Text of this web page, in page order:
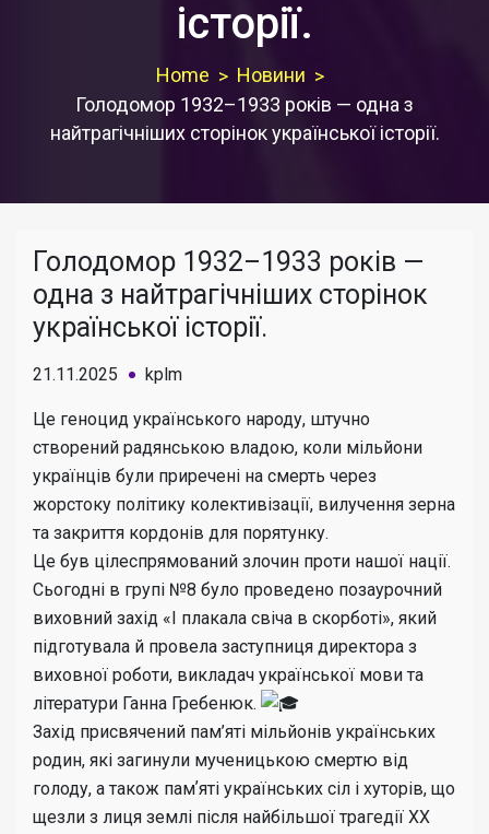
історії.
Home
Новини
Голодомор 1932–1933 років — одна з
найтрагічніших сторінок української історії.
Голодомор 1932–1933 років —
одна з найтрагічніших сторінок
української історії.
21.11.2025 kplm
Це геноцид українського народу, штучно
створений радянською владою, коли мільйони
українців були приречені на смерть через
жорстоку політику колективізації, вилучення зерна
та закриття кордонів для порятунку.
Це був цілеспрямований злочин проти нашої нації.
Сьогодні в групі №8 було проведено позаурочний
виховний захід «І плакала свіча в скорботі», який
підготувала й провела заступниця директора з
виховної роботи, викладач української мови та
літератури Ганна Гребенюк.
Захід присвячений пам’яті мільйонів українських
родин, які загинули мученицькою смертю від
голоду, а також памʼяті українських сіл і хуторів, що
щезли з лиця землі після найбільшої трагедії ХХ